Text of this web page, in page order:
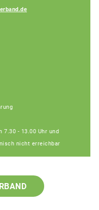
- 13.00 Uhr und
nicht erreichbar